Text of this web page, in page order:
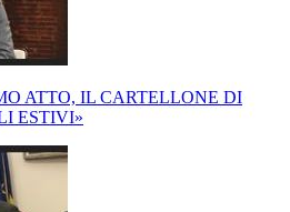
ATTO, IL CARTELLONE DI
ESTIVI»